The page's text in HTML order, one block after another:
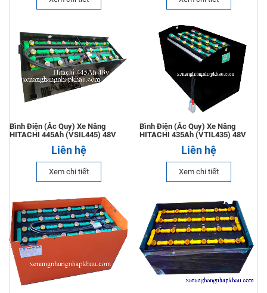
Xe Nâng Điện 2.0 Tấn Toyota Đứng Lái
Liên hệ
Xe nâng dầu 2.5 tấn toyota
Xe Nâng Kẹp Giấy 3.5 Tấn
Xe Nâng Dầu 2.5 Tấn Linde
Liên hệ
Bình Điện (Ắc Quy) Xe Nâng
HITACHI 445Ah (VSIL445) 48V
Liên hệ
Xem chi tiết
Bình Điện (Ắc Quy) Xe Nâng
HITACHI 435Ah (VTIL435) 48V
Liên hệ
Xem chi tiết